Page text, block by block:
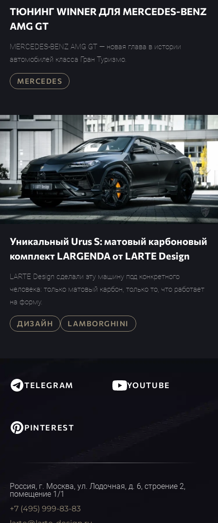
ТЮНИНГ WINNER ДЛЯ MERCEDES-BENZ
AMG GT
MERCEDES-BENZ AMG GT — новая глава в истории
автомобилей класса Гран Туризмо.
MERCEDES
Уникальный Urus S: матовый карбоновый
комплект LARGENDA от LARTE Design
LARTE Design сделали эту машину под конкретного
человека: только матовый карбон, только то, что работает
на форму.
ДИЗАЙН LAMBORGHINI
Россия, г. Москва, ул. Лодочная, д. 6, строение 2,
помещение 1/1
+7 (495) 999-83-83
TELEGRAM YOUTUBE
PINTEREST